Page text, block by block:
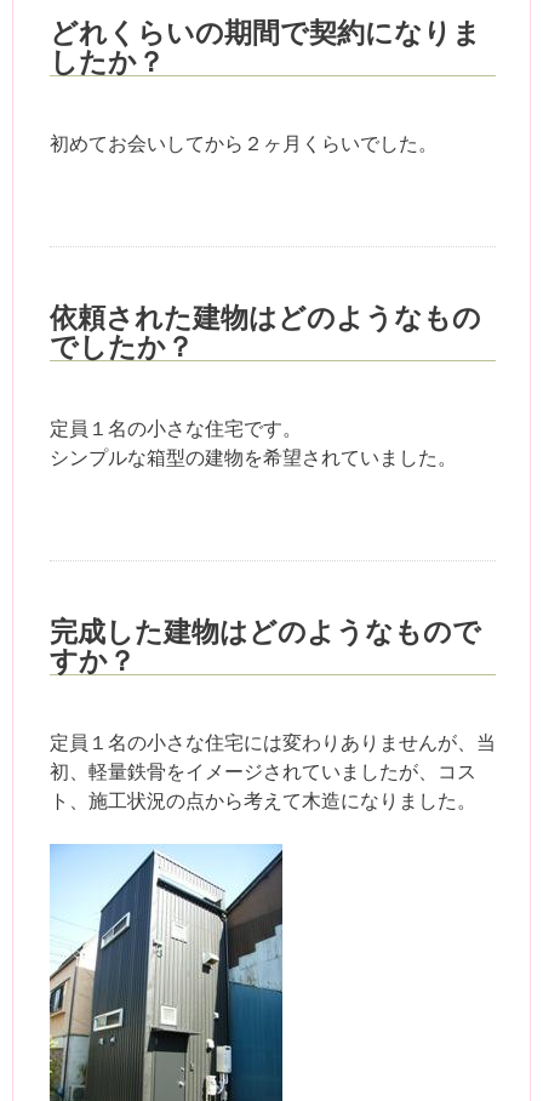
どれくらいの期間で契約になりま
したか？
初めてお会いしてから２ヶ月くらいでした。
依頼された建物はどのようなもの
でしたか？
定員１名の小さな住宅です。
シンプルな箱型の建物を希望されていました。
完成した建物はどのようなもので
すか？
定員１名の小さな住宅には変わりありませんが、当
初、軽量鉄骨をイメージされていましたが、コス
ト、施工状況の点から考えて木造になりました。